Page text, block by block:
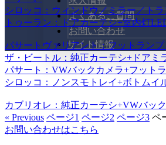
よくあるご質問
お問い合わせ
サイト情報
シロッコ：ウィンドウ／ミラー／トラ
トゥーラン：ドアカーテシ+室内灯
パサートヴァリアント：フットラン
ザ・ビートル：純正カーテシ+ドアミ
パサート：VWバックカメラ+フット
シロッコ：ノンスモトレイ+ボトムイ
カブリオレ：純正カーテシ+VWバック
« Previous ページ1 ページ2 ページ3 ペ
お問い合わせはこちら